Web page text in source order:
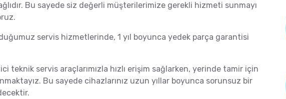
Bu sayede siz değerli müşterilerimize gerekli hizmeti sunmayı
servis hizmetlerinde, 1 yıl boyunca yedek parça garantisi
teknik servis araçlarımızla hızlı erişim sağlarken, yerinde tamir için
Bu sayede cihazlarınız uzun yıllar boyunca sorunsuz bir